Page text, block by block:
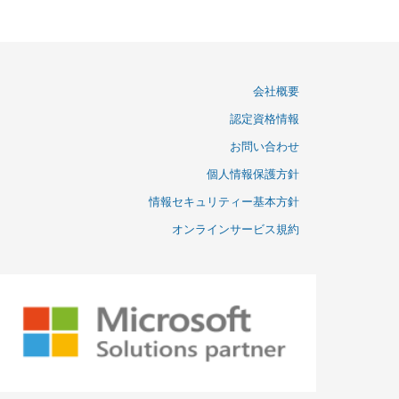
会社概要
認定資格情報
お問い合わせ
個人情報保護方針
情報セキュリティー基本方針
オンラインサービス規約